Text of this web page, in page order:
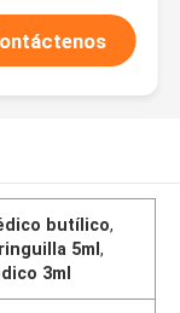
butílico,
5ml,
3ml